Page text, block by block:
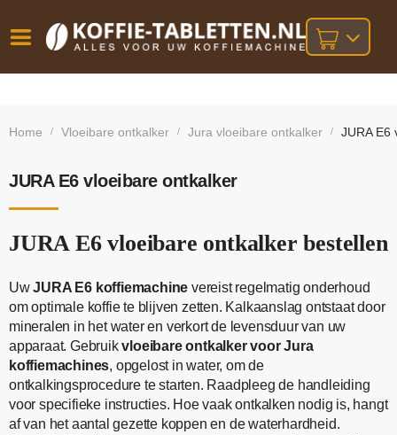
besteld,
bij orders
Home / Vloeibare ontkalker / Jura vloeibare ontkalker / JURA E6
JURA E6 vloeibare ontkalker
JURA E6 vloeibare ontkalker bestellen
UwJURA E6 koffiemachine vereist regelmatig onderhoud
om optimale koffie te blijven zetten. Kalkaanslag ontstaat door
mineralen in het water en verkort de levensduur van uw
apparaat. Gebruikvloeibare ontkalker voor Jura
koffiemachines, opgelost in water, om de
ontkalkingsprocedure te starten. Raadpleeg de handleiding
voor specifieke instructies. Hoe vaak ontkalken nodig is, hangt
af van het aantal gezette koppen en de waterhardheid.